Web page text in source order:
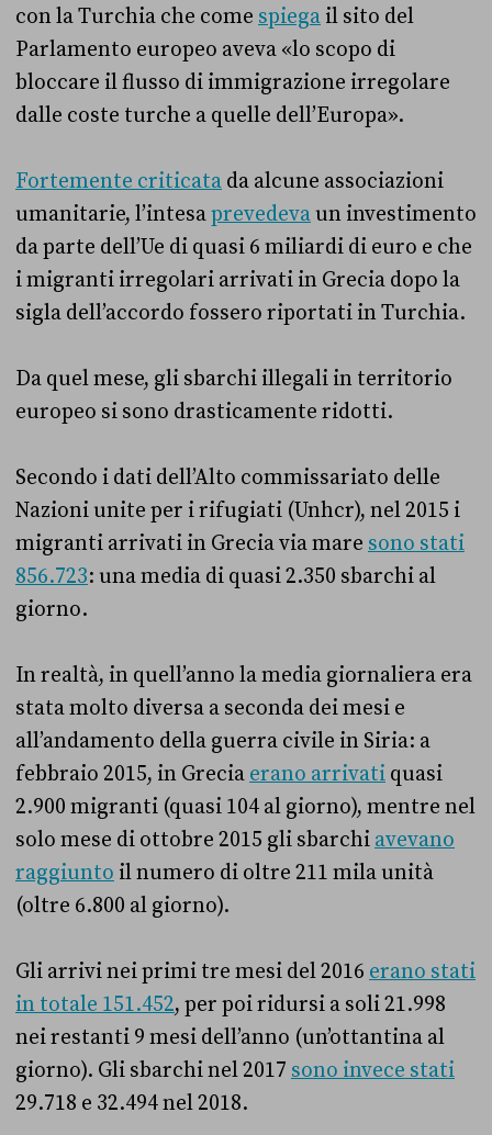
con la Turchia che come spiega il sito del
Parlamento europeo aveva «lo scopo di
bloccare il flusso di immigrazione irregolare
dalle coste turche a quelle dell’Europa».
Fortemente criticata da alcune associazioni
umanitarie, l’intesaprevedevaun investimento
da parte dell’Ue di quasi 6 miliardi di euro e che
i migranti irregolari arrivati in Grecia dopo la
sigla dell’accordo fossero riportati in Turchia.
Da quel mese, gli sbarchi illegali in territorio
europeo si sono drasticamente ridotti.
Secondo i dati dell’Alto commissariato delle
Nazioni unite per i rifugiati (Unhcr), nel 2015 i
migranti arrivati in Grecia via mare sono stati
856.723: una media di quasi 2.350 sbarchi al
giorno.
In realtà, in quell’anno la media giornaliera era
stata molto diversa a seconda dei mesi e
all’andamento della guerra civile in Siria: a
febbraio 2015, in Grecia erano arrivati quasi
2.900 migranti (quasi 104 al giorno), mentre nel
solo mese di ottobre 2015 gli sbarchi avevano
raggiunto il numero di oltre 211 mila unità
(oltre 6.800 al giorno).
Gli arrivi nei primi tre mesi del 2016 erano stati
in totale 151.452, per poi ridursi a soli 21.998
nei restanti 9 mesi dell’anno (un’ottantina al
giorno). Gli sbarchi nel 2017 sono invece stati
29.718 e 32.494 nel 2018.